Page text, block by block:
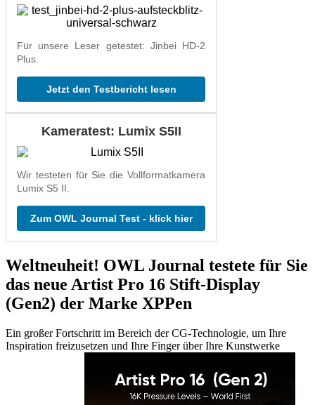
Für unsere Leser getestet: Jinbei HD-2
Plus.
Jetzt den Testbericht lesen
Kameratest: Lumix S5II
Wir testeten für Sie die Vollformatkamera
Lumix S5 II.
Zum OWL Journal Test - klick hier
Weltneuheit! OWL Journal testete für Sie
das neue Artist Pro 16 Stift-Display
(Gen2) der Marke XPPen
Ein großer Fortschritt im Bereich der CG-Technologie, um Ihre
Inspiration freizusetzen und Ihre Finger über Ihre Kunstwerke